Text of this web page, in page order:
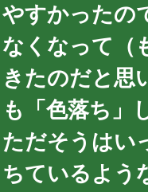
やすかったの
なくなって（
きたのだと思
も「色落ち」
ただそうはい
ちているよう